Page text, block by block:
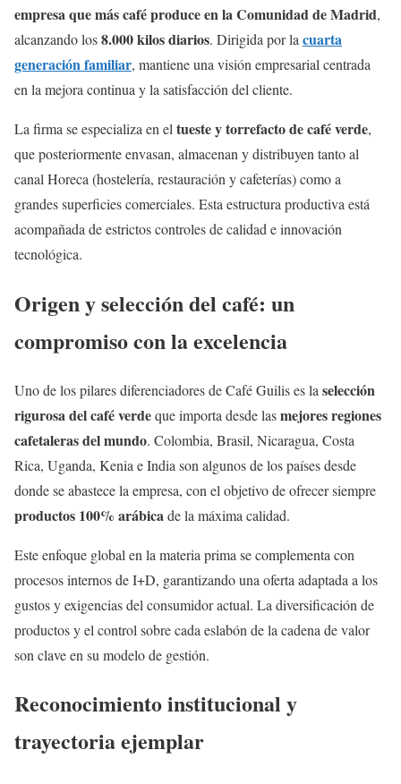
empresa que más café produce en la Comunidad de Madrid,
alcanzando los8.000 kilos diarios. Dirigida por la cuarta
generación familiar, mantiene una visión empresarial centrada
en la mejora continua y la satisfacción del cliente.
La firma se especializa en el tueste y torrefacto de café verde,
que posteriormente envasan, almacenan y distribuyen tanto al
canal Horeca (hostelería, restauración y cafeterías) como a
grandes superficies comerciales. Esta estructura productiva está
acompañada de estrictos controles de calidad e innovación
tecnológica.
Origen y selección del café: un
compromiso con la excelencia
Uno de los pilares diferenciadores de Café Guilis es la selección
rigurosa del café verdeque importa desde lasmejores regiones
cafetaleras del mundo. Colombia, Brasil, Nicaragua, Costa
Rica, Uganda, Kenia e India son algunos de los países desde
donde se abastece la empresa, con el objetivo de ofrecer siempre
productos 100% arábica de la máxima calidad.
Este enfoque global en la materia prima se complementa con
procesos internos de I+D, garantizando una oferta adaptada a los
gustos y exigencias del consumidor actual. La diversificación de
productos y el control sobre cada eslabón de la cadena de valor
son clave en su modelo de gestión.
Reconocimiento institucional y
trayectoria ejemplar